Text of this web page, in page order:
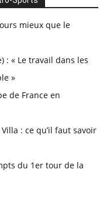
mieux que le
: « Le travail dans les
»
de France en
: ce qu’il faut savoir
du 1er tour de la